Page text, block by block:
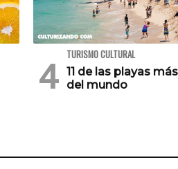
TURISMO CULTURAL
11 de las playas
del mundo